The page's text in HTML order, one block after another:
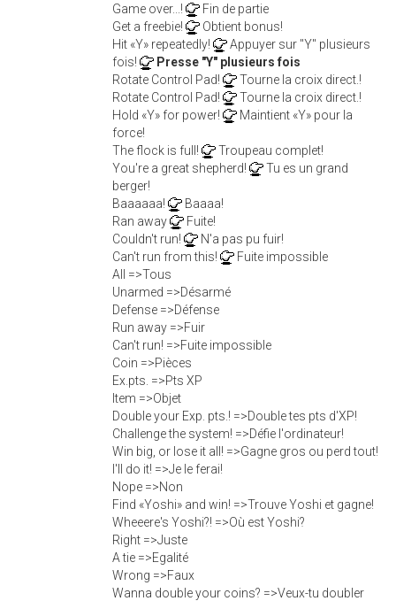
Game over...!
Fin de partie
Get a freebie!
Obtient bonus!
Hit «Y» repeatedly!
Appuyer sur "Y" plusieurs
fois!
Presse "Y" plusieurs fois
Rotate Control Pad!
Tourne la croix direct.!
Rotate Control Pad!
Tourne la croix direct.!
Hold «Y» for power!
Maintient «Y» pour la
force!
The flock is full!
Troupeau complet!
You're a great shepherd!
Tu es un grand
berger!
Baaaaaa!
Baaaa!
Ran away
Fuite!
Couldn't run!
N'a pas pu fuir!
Can't run from this!
Fuite impossible
All =>Tous
Unarmed =>Désarmé
Defense =>Défense
Run away =>Fuir
Can't run! =>Fuite impossible
Coin =>Pièces
Ex.pts. =>Pts XP
Item =>Objet
Double your Exp. pts.! =>Double tes pts d'XP!
Challenge the system! =>Défie l'ordinateur!
Win big, or lose it all! =>Gagne gros ou perd tout!
I'll do it! =>Je le ferai!
Nope =>Non
Find «Yoshi» and win! =>Trouve Yoshi et gagne!
Wheeere's Yoshi?! =>Où est Yoshi?
Right =>Juste
A tie =>Egalité
Wrong =>Faux
Wanna double your coins? =>Veux-tu doubler